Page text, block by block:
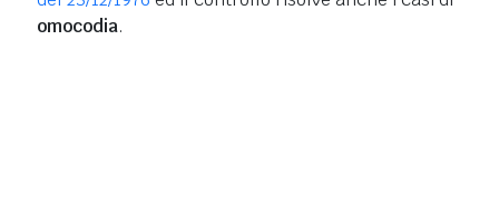
omocodia.